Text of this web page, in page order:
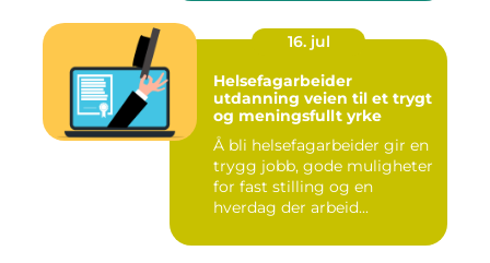
16. jul
Helsefagarbeider
utdanning veien til et trygt
og meningsfullt yrke
Å bli helsefagarbeider gir en
trygg jobb, gode muligheter
for fast stilling og en
hverdag der arbeid...